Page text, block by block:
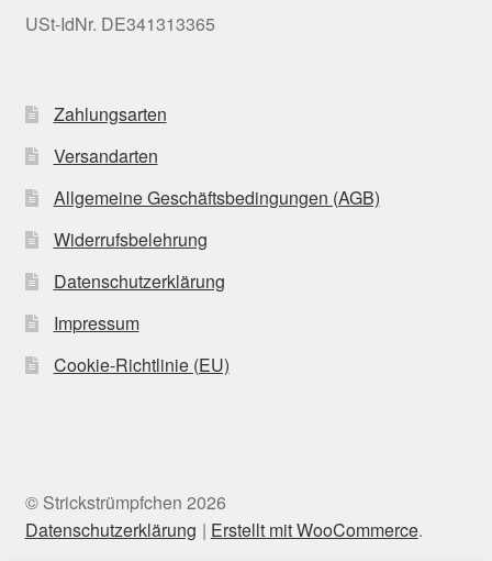
USt-IdNr. DE341313365
Zahlungsarten
Versandarten
Allgemeine Geschäftsbedingungen (AGB)
Widerrufsbelehrung
Datenschutzerklärung
Impressum
Cookie-Richtlinie (EU)
© Strickstrümpfchen 2026
Datenschutzerklärung
Erstellt mit WooCommerce.